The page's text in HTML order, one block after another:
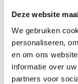
Deze website
We gebruiken
personaliseren,
en om ons
informatie over
partners voor
De rechtbank is het
beoordeeld of de
belangen van de
Belang